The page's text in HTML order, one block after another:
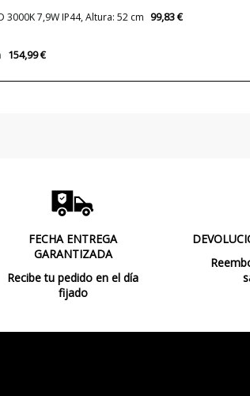
Vida Útil Aproximada LED
Bombilla Incluida?
Tipo de Lámpara
7,9W IP44, Altura: 52 cm 99,83 €
154,99 €
FECHA ENTREGA
GARANTIZADA
Recibe tu pedido en el día
fijado